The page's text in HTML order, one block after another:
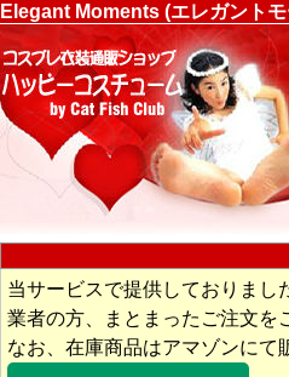
Elegant Moments (エレガント
当サービスで提供しておりまし
業者の方、まとまったご注文を
なお、在庫商品はアマゾンにて